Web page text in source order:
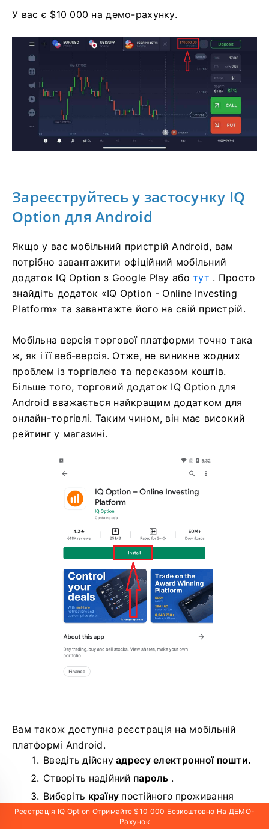
У вас є $10 000 на демо-рахунку.
Зареєструйтесь у застосунку IQ
Option для Android
Якщо у вас мобільний пристрій Android, вам
потрібно завантажити офіційний мобільний
додаток IQ Option з Google Play аботут . Просто
знайдіть додаток «IQ Option - Online Investing
Platform» та завантажте його на свій пристрій.
Мобільна версія торгової платформи точно така
ж, як і її веб-версія. Отже, не виникне жодних
проблем із торгівлею та переказом коштів.
Більше того, торговий додаток IQ Option для
Android вважається найкращим додатком для
онлайн-торгівлі. Таким чином, він має високий
рейтинг у магазині.
Вам також доступна реєстрація на мобільній
платформі Android.
Введіть дійснуадресу електронної пошти.
Створіть надійний пароль .
Виберіть країну постійного проживання
Перевірте розділ «Умови» та натисніть «
Реєстрація IQ Option Отримайте $10 000 Безкоштовно На ДЕМО-
Рахунок